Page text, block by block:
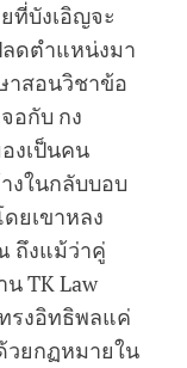
ที่บังเอิญจะ
ลดตำแหน่งมา
าสอนวิชาข้อ
อกับ กง
งเป็นคน
งในกลับบอบ
ยเขาหลง
ถึงแม้ว่าคู่
TK Law
รงอิทธิพลแค่
วยกฏหมายใน